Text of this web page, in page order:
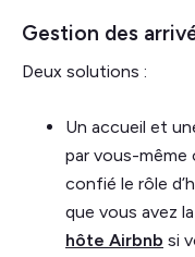
Gestion des
Deux solutions :
Un accueil et
par vous-même
confié le rôle
que vous avez
hôte Airbnb si